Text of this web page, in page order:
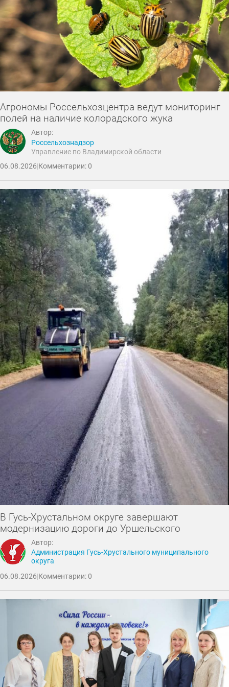
Агрономы Россельхозцентра ведут мониторинг
полей на наличие колорадского жука
Автор:
Россельхознадзор
Управление по Владимирской области
06.08.2026|Комментарии: 0
В Гусь-Хрустальном округе завершают
модернизацию дороги до Уршельского
Автор:
Администрация Гусь-Хрустального муниципального
округа
06.08.2026|Комментарии: 0